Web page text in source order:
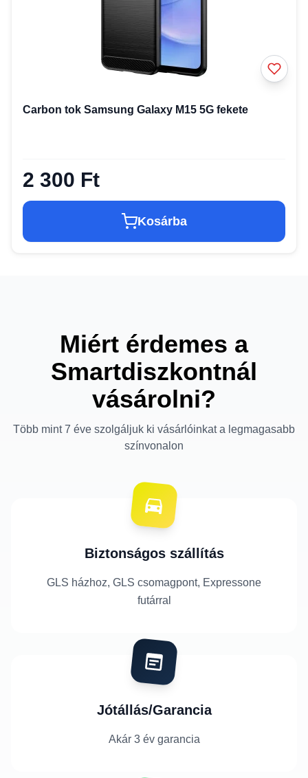
Carbon tok Samsung Galaxy M15 5G fekete
2 300 Ft
Kosárba
Miért érdemes a
Smartdiszkontnál
vásárolni?
Több mint 7 éve szolgáljuk ki vásárlóinkat a legmagasabb
színvonalon
Biztonságos szállítás
GLS házhoz, GLS csomagpont, Expressone
futárral
Jótállás/Garancia
Akár 3 év garancia